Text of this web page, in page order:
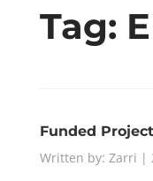
Tag:
Funded
Written by: Zarri |